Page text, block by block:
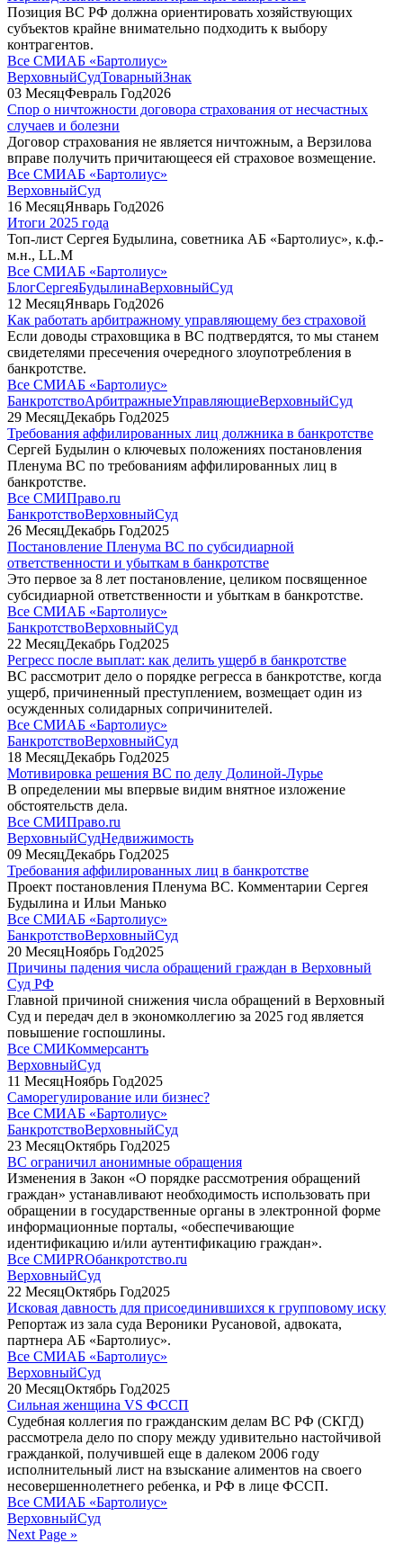
Позиция ВС РФ должна ориентировать хозяйствующих
субъектов крайне внимательно подходить к выбору
контрагентов.
Все СМИАБ «Бартолиус»
ВерховныйСудТоварныйЗнак
03 МесяцФевраль Год2026
Спор о ничтожности договора страхования от несчастных
случаев и болезни
Договор страхования не является ничтожным, а Верзилова
вправе получить причитающееся ей страховое возмещение.
Все СМИАБ «Бартолиус»
ВерховныйСуд
16 МесяцЯнварь Год2026
Итоги 2025 года
Топ-лист Сергея Будылина, советника АБ «Бартолиус», к.ф.-
м.н., LL.M
Все СМИАБ «Бартолиус»
БлогСергеяБудылинаВерховныйСуд
12 МесяцЯнварь Год2026
Как работать арбитражному управляющему без страховой
Если доводы страховщика в ВС подтвердятся, то мы станем
свидетелями пресечения очередного злоупотребления в
банкротстве.
Все СМИАБ «Бартолиус»
БанкротствоАрбитражныеУправляющиеВерховныйСуд
29 МесяцДекабрь Год2025
Требования аффилированных лиц должника в банкротстве
Сергей Будылин о ключевых положениях постановления
Пленума ВС по требованиям аффилированных лиц в
банкротстве.
Все СМИПраво.ru
БанкротствоВерховныйСуд
26 МесяцДекабрь Год2025
Постановление Пленума ВС по субсидиарной
ответственности и убыткам в банкротстве
Это первое за 8 лет постановление, целиком посвященное
субсидиарной ответственности и убыткам в банкротстве.
Все СМИАБ «Бартолиус»
БанкротствоВерховныйСуд
22 МесяцДекабрь Год2025
Регресс после выплат: как делить ущерб в банкротстве
ВС рассмотрит дело о порядке регресса в банкротстве, когда
ущерб, причиненный преступлением, возмещает один из
осужденных солидарных сопричинителей.
Все СМИАБ «Бартолиус»
БанкротствоВерховныйСуд
18 МесяцДекабрь Год2025
Мотивировка решения ВС по делу Долиной-Лурье
В определении мы впервые видим внятное изложение
обстоятельств дела.
Все СМИПраво.ru
ВерховныйСудНедвижимость
09 МесяцДекабрь Год2025
Требования аффилированных лиц в банкротстве
Проект постановления Пленума ВС. Комментарии Сергея
Будылина и Ильи Манько
Все СМИАБ «Бартолиус»
БанкротствоВерховныйСуд
20 МесяцНоябрь Год2025
Причины падения числа обращений граждан в Верховный
Суд РФ
Главной причиной снижения числа обращений в Верховный
Суд и передач дел в экономколлегию за 2025 год является
повышение госпошлины.
Все СМИКоммерсантъ
ВерховныйСуд
11 МесяцНоябрь Год2025
Саморегулирование или бизнес?
Все СМИАБ «Бартолиус»
БанкротствоВерховныйСуд
23 МесяцОктябрь Год2025
ВС ограничил анонимные обращения
Изменения в Закон «О порядке рассмотрения обращений
граждан» устанавливают необходимость использовать при
обращении в государственные органы в электронной форме
информационные порталы, «обеспечивающие
идентификацию и/или аутентификацию граждан».
Все СМИPROбанкротство.ru
ВерховныйСуд
22 МесяцОктябрь Год2025
Исковая давность для присоединившихся к групповому иску
Репортаж из зала суда Вероники Русановой, адвоката,
партнера АБ «Бартолиус».
Все СМИАБ «Бартолиус»
ВерховныйСуд
20 МесяцОктябрь Год2025
Сильная женщина VS ФССП
Судебная коллегия по гражданским делам ВС РФ (СКГД)
рассмотрела дело по спору между удивительно настойчивой
гражданкой, получившей еще в далеком 2006 году
исполнительный лист на взыскание алиментов на своего
несовершеннолетнего ребенка, и РФ в лице ФССП.
Все СМИАБ «Бартолиус»
ВерховныйСуд
Next Page »